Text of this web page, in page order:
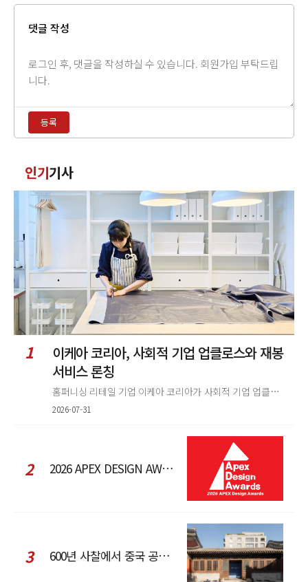
댓글 작성
력
등록
글
인기기사
1
이케아 코리아, 사회적 기업 업클로스와 재봉
서비스 론칭
홈퍼니싱 리테일 기업 이케아 코리아가 사회적 기업 업클로스(Upcloth)와 협력해 재봉 서비스를 선보인다. 이번 협업은 이케
2026-07-31
2 2026 APEX DESIGN AWARDS
3 600년 사찰에서 중국 공예와 현대 패션을 직조한 ZARA x Fanglu Lin Pop-Up